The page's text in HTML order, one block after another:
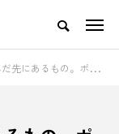
CONTACT
開けてくれた世界への扉【千葉県・香取市】